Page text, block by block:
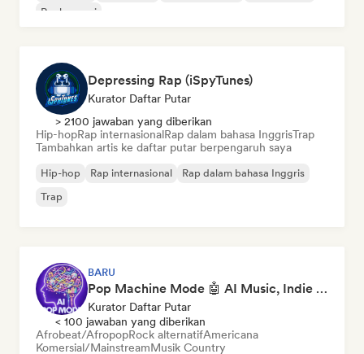
Rock garasi
Depressing Rap (iSpyTunes)
Kurator Daftar Putar
> 2100 jawaban yang diberikan
Hip-hopRap internasionalRap dalam bahasa InggrisTrap
Tambahkan artis ke daftar putar berpengaruh saya
Hip-hop Rap internasional
Rap dalam bahasa Inggris
Trap
BARU
Pop Machine Mode 🤖 AI Music, Indie Pop & Dream Pop
Kurator Daftar Putar
< 100 jawaban yang diberikan
Afrobeat/AfropopRock alternatifAmericana
Komersial/MainstreamMusik Country